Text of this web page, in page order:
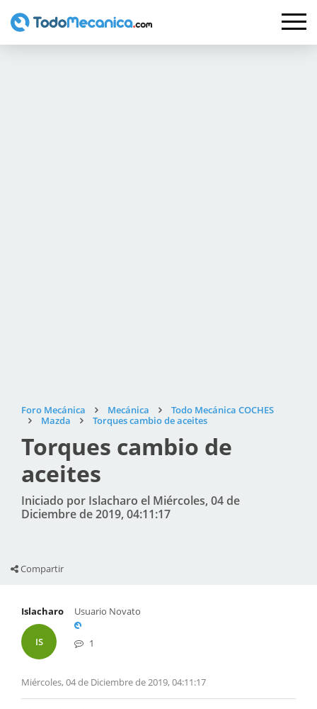
Foro Mecánica Mecánica
Todo Mecánica COCHES
Mazda
Torques cambio de aceites
Torques cambio de
aceites
Iniciado por Islacharo el Miércoles, 04 de
Diciembre de 2019, 04:11:17
Compartir
Islacharo
IS
Usuario Novato
1
Miércoles, 04 de Diciembre de 2019, 04:11:17